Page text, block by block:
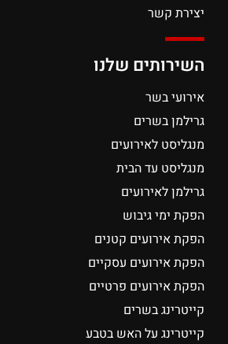
יצירת קשר
השירותים שלנו
אירועי בשר
גרילמן בשרים
מנגליסט לאירועים
מנגליסט עד הבית
גרילמן לאירועים
הפקת ימי גיבוש
הפקת אירועים קטנים
הפקת אירועים עסקיים
הפקת אירועים פרטיים
קייטרינג בשרים
קייטרינג על האש בטבע